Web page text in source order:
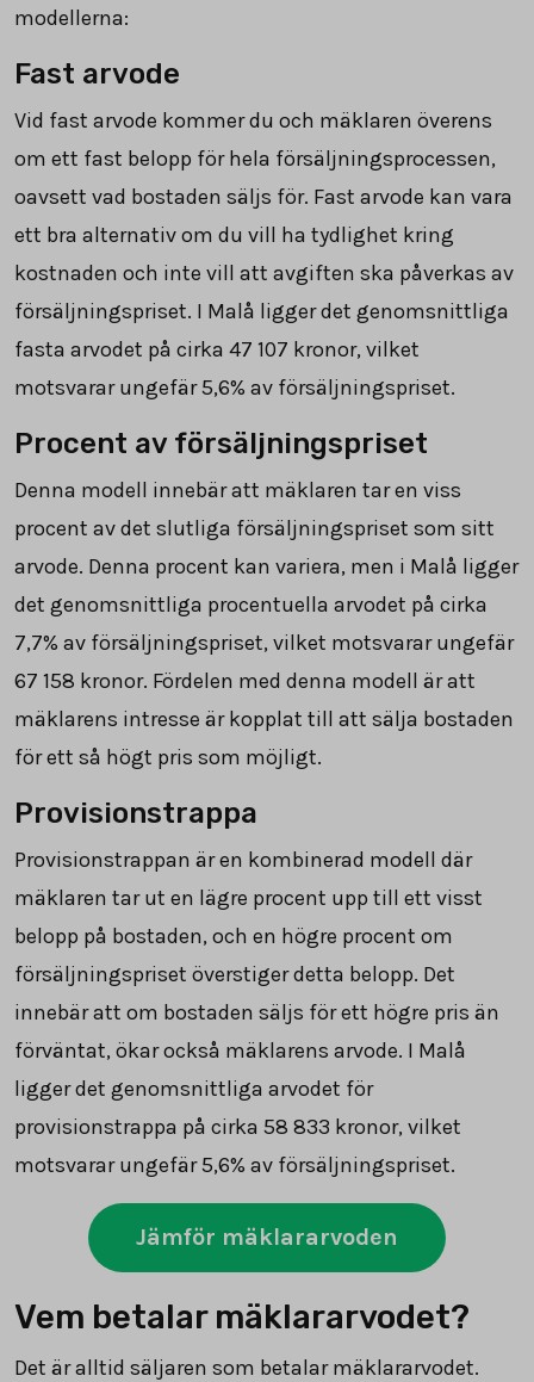
modellerna:
Fast arvode
Vid fast arvode kommer du och mäklaren överens
om ett fast belopp för hela försäljningsprocessen,
oavsett vad bostaden säljs för. Fast arvode kan vara
ett bra alternativ om du vill ha tydlighet kring
kostnaden och inte vill att avgiften ska påverkas av
försäljningspriset. I Malå ligger det genomsnittliga
fasta arvodet på cirka 47 107 kronor, vilket
motsvarar ungefär 5,6% av försäljningspriset.
Procent av försäljningspriset
Denna modell innebär att mäklaren tar en viss
procent av det slutliga försäljningspriset som sitt
arvode. Denna procent kan variera, men i Malå ligger
det genomsnittliga procentuella arvodet på cirka
7,7% av försäljningspriset, vilket motsvarar ungefär
67 158 kronor. Fördelen med denna modell är att
mäklarens intresse är kopplat till att sälja bostaden
för ett så högt pris som möjligt.
Provisionstrappa
Provisionstrappan är en kombinerad modell där
mäklaren tar ut en lägre procent upp till ett visst
belopp på bostaden, och en högre procent om
försäljningspriset överstiger detta belopp. Det
innebär att om bostaden säljs för ett högre pris än
förväntat, ökar också mäklarens arvode. I Malå
ligger det genomsnittliga arvodet för
provisionstrappa på cirka 58 833 kronor, vilket
motsvarar ungefär 5,6% av försäljningspriset.
Jämför mäklararvoden
Vem betalar mäklararvodet?
Det är alltid säljaren som betalar mäklararvodet.